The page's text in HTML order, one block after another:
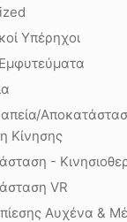
Υπέρηχοι
Κίνησης
-
VR
Αυχένα &